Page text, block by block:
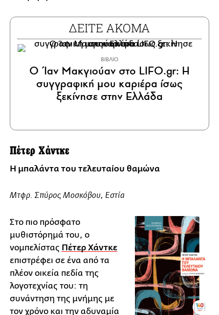
ΔΕΙΤΕ ΑΚΟΜΑ
ΒΙΒΛΙΟ
Ο Ίαν Μακγιούαν στο LIFO.gr: Η
συγγραφική μου καριέρα ίσως
ξεκίνησε στην Ελλάδα
Πέτερ Χάντκε
Η μπαλάντα του τελευταίου θαμώνα
Mτφρ. Σπύρος Μοσκόβου, Εστία
Στο πιο πρόσφατο
μυθιστόρημά του, ο
νομπελίστας Πέτερ Χάντκε
επιστρέφει σε ένα από τα
πλέον οικεία πεδία της
λογοτεχνίας του: τη
συνάντηση της μνήμης με
τον χρόνο και την αδυναμία